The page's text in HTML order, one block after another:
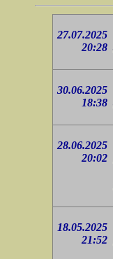
27.07.2025
20:28
30.06.2025
18:38
28.06.2025
20:02
18.05.2025
21:52